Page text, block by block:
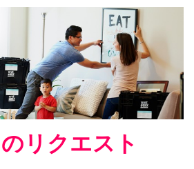
リクエスト